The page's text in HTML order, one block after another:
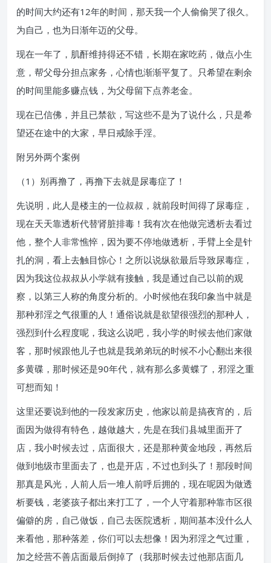
的时间大约还有12年的时间，那天我一个人偷偷哭了很久。
为自己，也为日渐年迈的父母。
现在一年了，肌酐维持得还不错，长期在家吃药，做点小生
意，帮父母分担点家务，心情也渐渐平复了。只希望在剩余
的时间里能多赚点钱，为父母留下点养老金。
现在已信佛，并且已禁欲，写这些不是为了说什么，只是希
望还在途中的大家，早日戒除手淫。
附另外两个案例
（1）别再撸了，再撸下去就是尿毒症了！
先说明，此人是楼主的一位叔叔，就前段时间得了尿毒症，
现在天天靠透析代替肾脏排毒！我有次在他做完透析去看过
他，整个人非常憔悴，因为要不停地做透析，手臂上全是针
扎的洞，看上去触目惊心！之所以说纵欲最后导致尿毒症，
因为我这位叔叔从小学就有接触，我是通过自己以前的观
察，以第三人称的角度分析的。小时候他在我印象当中就是
那种邪淫之气很重的人！通俗说就是欲望很强烈的那种人，
强烈到什么程度呢，我这么说吧，我小学的时候去他们家做
客，那时候跟他儿子也就是我弟弟玩的时候不小心翻出来很
多黄碟，那时候还是90年代，就有那么多黄蝶了，邪淫之重
可想而知！
这里还要说到他的一段发家历史，他家以前是搞夜宵的，后
面因为做得有特色，越做越大，先是在我们县城里面开了
店，我小时候去过，店面很大，还是那种黄金地段，再然后
做到地级市里面去了，也是开店，不过也到头了！那段时间
那真是风光，人前人后一堆人前呼后拥的，现在呢因为做透
析要钱，老婆孩子都出来打工了，一个人守着那种靠市区很
偏僻的房，自己做饭，自己去医院透析，期间基本没什么人
来看他，那种落差，你们可以去想像！因为邪淫之气过重，
加之经营不善店面最后倒掉了（我那时候去过他那店面几